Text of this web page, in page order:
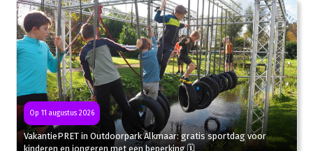
Op 11 augustus 2026
VakantiePRET in Outdoorpark Alkmaar: gratis sportdag voor
kinderen en jongeren met een beperking 🗓